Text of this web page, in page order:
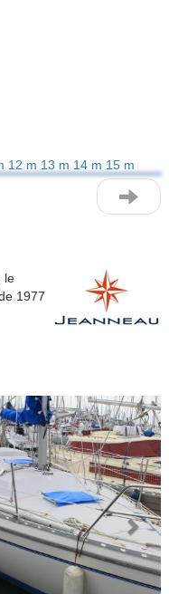
12 m 13 m 14 m 15 m
le
1977